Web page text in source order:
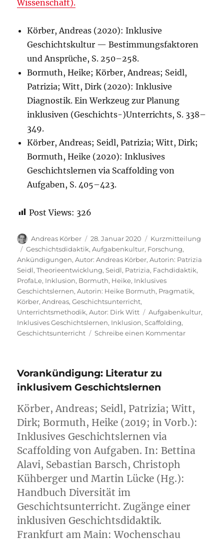
Wissenschaft).
Körber, Andreas (2020): Inklusive
Geschichtskultur — Bestimmungsfaktoren
und Ansprüche, S. 250–258.
Bormuth, Heike; Körber, Andreas; Seidl,
Patrizia; Witt, Dirk (2020): Inklusive
Diagnostik. Ein Werkzeug zur Planung
inklusiven (Geschichts-)Unterrichts, S. 338–
349.
Körber, Andreas; Seidl, Patrizia; Witt, Dirk;
Bormuth, Heike (2020): Inklusives
Geschichtslernen via Scaffolding von
Aufgaben, S. 405–423.
Post Views: 326
Autor
Andreas Körber
Veröffentlicht
am
28. Januar 2020 Format
Kurzmitteilung
Kategorien
Geschichtsdidaktik,Aufgabenkultur, Forschung,
Ankündigungen,Autor: Andreas Körber,Autorin: Patrizia
Seidl,Theorieentwicklung,Seidl, Patrizia, Fachdidaktik,
ProfaLe, Inklusion, Bormuth, Heike, Inklusives
Geschichtslernen,Autorin: Heike Bormuth, Pragmatik,
Körber, Andreas,Geschichtsunterricht,
Unterrichtsmethodik,Autor: Dirk Witt Schlagwörter
Aufgabenkultur,
Inklusives Geschichtslernen, Inklusion,Scaffolding,
Geschichtsunterricht
Schreibe einen Kommentarzu
Vorankündigung: Literatur zu
inklusivem Geschichtslernen
Körber, Andreas; Seidl, Patrizia; Witt,
Dirk; Bormuth, Heike (2019; in Vorb.):
Inklusives Geschichtslernen via
Scaffolding von Aufgaben. In: Bettina
Alavi, Sebastian Barsch, Christoph
Kühberger und Martin Lücke (Hg.):
Handbuch Diversität im
Geschichtsunterricht. Zugänge einer
inklusiven Geschichtsdidaktik.
Frankfurt am Main: Wochenschau